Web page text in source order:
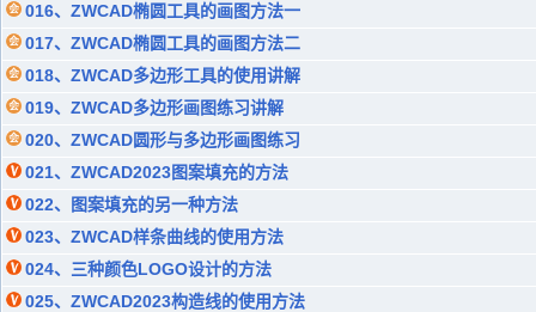
016、ZWCAD椭圆工具的画图方法一
017、ZWCAD椭圆工具的画图方法二
018、ZWCAD多边形工具的使用讲解
019、ZWCAD多边形画图练习讲解
020、ZWCAD圆形与多边形画图练习
021、ZWCAD2023图案填充的方法
022、图案填充的另一种方法
023、ZWCAD样条曲线的使用方法
024、三种颜色LOGO设计的方法
025、ZWCAD2023构造线的使用方法